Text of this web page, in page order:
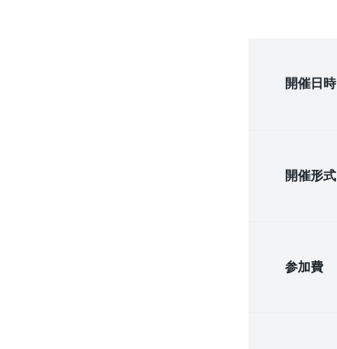
開催日時
開催形式
参加費